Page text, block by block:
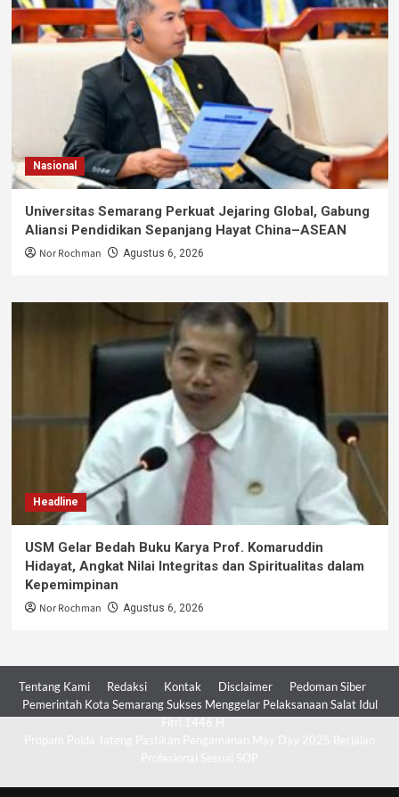
Nasional
Universitas Semarang Perkuat Jejaring Global, Gabung
Aliansi Pendidikan Sepanjang Hayat China–ASEAN
Nor Rochman Agustus 6, 2026
Headline
USM Gelar Bedah Buku Karya Prof. Komaruddin
Hidayat, Angkat Nilai Integritas dan Spiritualitas dalam
Kepemimpinan
Nor Rochman Agustus 6, 2026
Tentang Kami Redaksi Kontak Disclaimer
Pedoman Siber
Pemerintah Kota Semarang Sukses Menggelar Pelaksanaan Salat Idul